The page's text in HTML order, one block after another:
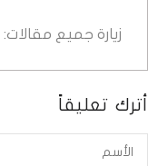
زيارة جميع مقالات:
أترك تعليقاً